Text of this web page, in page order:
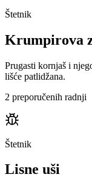
Štetnik
Krumpirova
Prugasti kornjaš i
lišće patlidžana.
2 preporučenih radnji
Štetnik
Lisne uši